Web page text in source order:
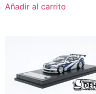
Añadir al carrito